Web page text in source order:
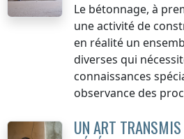
Le bétonnage, à
une activité de
en réalité un
diverses qui
connaissances
observance des
UN ART TRANSMIS